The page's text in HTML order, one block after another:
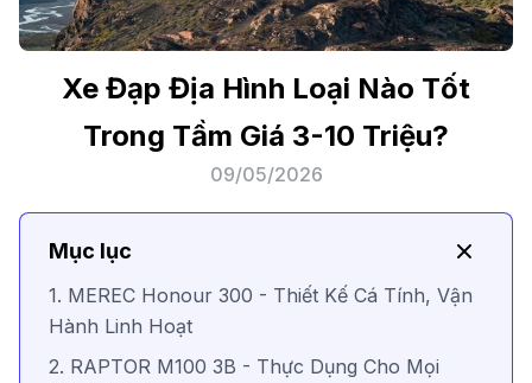
Xe Đạp Địa Hình Loại Nào Tốt
Trong Tầm Giá 3-10 Triệu?
09/05/2026
Mục lục
1. MEREC Honour 300 - Thiết Kế Cá Tính, Vận
Hành Linh Hoạt
2. RAPTOR M100 3B - Thực Dụng Cho Mọi